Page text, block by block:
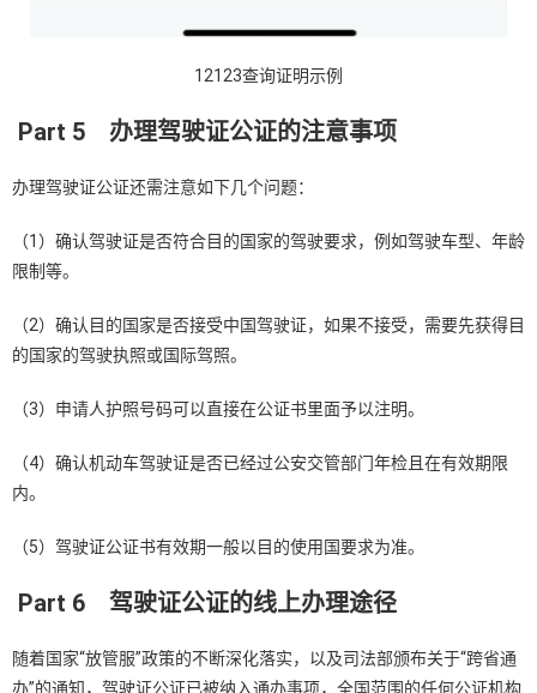
12123查询证明示例
Part 5 办理驾驶证公证的注意事项
办理驾驶证公证还需注意如下几个问题：
（1）确认驾驶证是否符合目的国家的驾驶要求，例如驾驶车型、年龄
限制等。
（2）确认目的国家是否接受中国驾驶证，如果不接受，需要先获得目
的国家的驾驶执照或国际驾照。
（3）申请人护照号码可以直接在公证书里面予以注明。
（4）确认机动车驾驶证是否已经过公安交管部门年检且在有效期限
内。
（5）驾驶证公证书有效期一般以目的使用国要求为准。
Part 6 驾驶证公证的线上办理途径
随着国家“放管服”政策的不断深化落实，以及司法部颁布关于“跨省通
办”的通知，驾驶证公证已被纳入通办事项，全国范围的任何公证机构